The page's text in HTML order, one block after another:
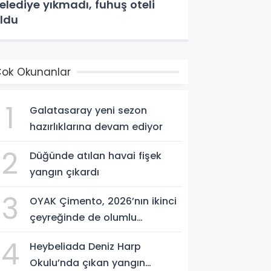
yıkmadı, fuhuş oteli
Okunanlar
1
Galatasaray yeni sezon
hazırlıklarına devam ediyor
2
Düğünde atılan havai fişek
yangın çıkardı
3
OYAK Çimento, 2026’nın ikinci
çeyreğinde de olumlu
4
Heybeliada Deniz Harp
Okulu’nda çıkan yangın